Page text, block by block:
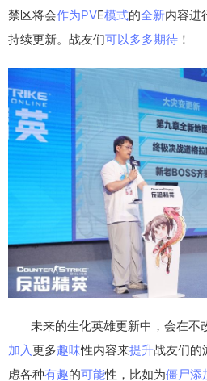
禁区将会作为PVE模式的全新内容进
持续更新。战友们可以多多期待 ！
未来的生化英雄更新中，会在不
加入更多趣味性内容来提升战友们的
虑各种有趣的可能性，比如为僵尸添